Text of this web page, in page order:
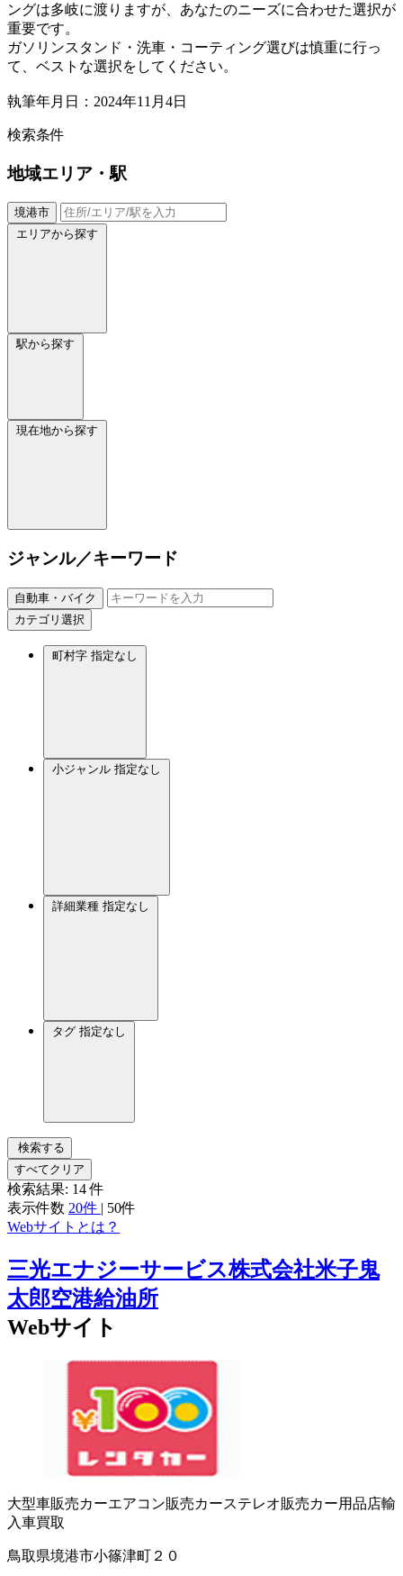
ングは多岐に渡りますが、あなたのニーズに合わせた選択が
重要です。
ガソリンスタンド・洗車・コーティング選びは慎重に行っ
て、ベストな選択をしてください。
執筆年月日：2024年11月4日
検索条件
地域エリア・駅
境港市
エリアから探す
駅から探す
現在地から探す
ジャンル／キーワード
自動車・バイク
カテゴリ選択
町村字 指定なし
小ジャンル 指定なし
詳細業種 指定なし
タグ 指定なし
検索する
すべてクリア
検索結果: 14 件
表示件数 20件 | 50件
Webサイトとは？
三光エナジーサービス株式会社米子鬼
太郎空港給油所
Webサイト
大型車販売カーエアコン販売カーステレオ販売カー用品店輸
入車買取
鳥取県境港市小篠津町２０